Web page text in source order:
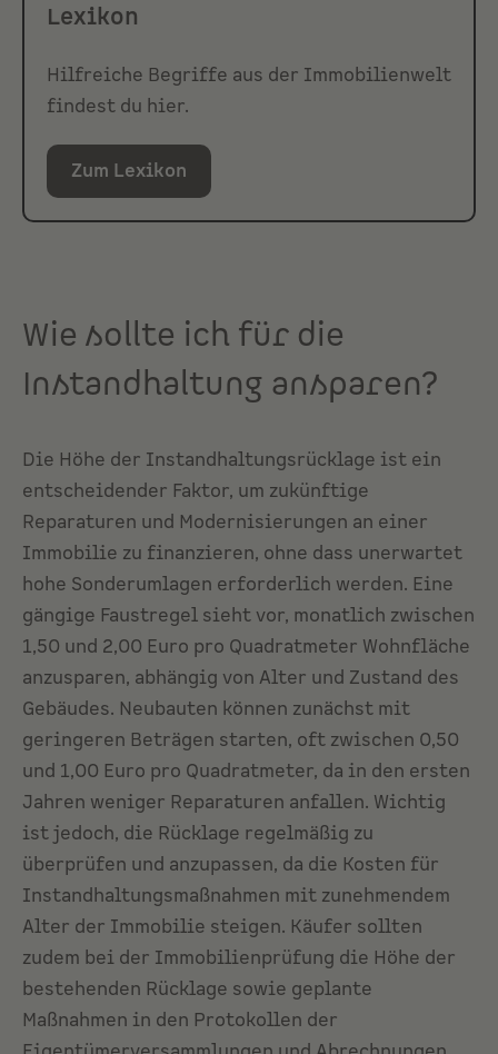
Lexikon
Hilfreiche Begriffe aus der Immobilienwelt
findest du hier.
Zum Lexikon
Wie sollte ich für die
Instandhaltung ansparen?
Die Höhe der Instandhaltungsrücklage ist ein
entscheidender Faktor, um zukünftige
Reparaturen und Modernisierungen an einer
Immobilie zu finanzieren, ohne dass unerwartet
hohe Sonderumlagen erforderlich werden. Eine
gängige Faustregel sieht vor, monatlich zwischen
1,50 und 2,00 Euro pro Quadratmeter Wohnfläche
anzusparen, abhängig von Alter und Zustand des
Gebäudes. Neubauten können zunächst mit
geringeren Beträgen starten, oft zwischen 0,50
und 1,00 Euro pro Quadratmeter, da in den ersten
Jahren weniger Reparaturen anfallen. Wichtig
ist jedoch, die Rücklage regelmäßig zu
überprüfen und anzupassen, da die Kosten für
Instandhaltungsmaßnahmen mit zunehmendem
Alter der Immobilie steigen. Käufer sollten
zudem bei der Immobilienprüfung die Höhe der
bestehenden Rücklage sowie geplante
Maßnahmen in den Protokollen der